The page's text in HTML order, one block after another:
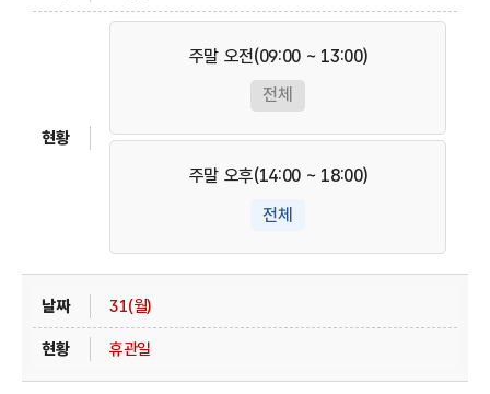
주말 오전(09:00 ~ 13:00)
전체
주말 오후(14:00 ~ 18:00)
전체
31(월)
휴관일